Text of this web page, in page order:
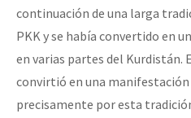
continuación de una larga
PKK y se había convertido en
en varias partes del Kurdistán.
convirtió en una manifestación
precisamente por esta